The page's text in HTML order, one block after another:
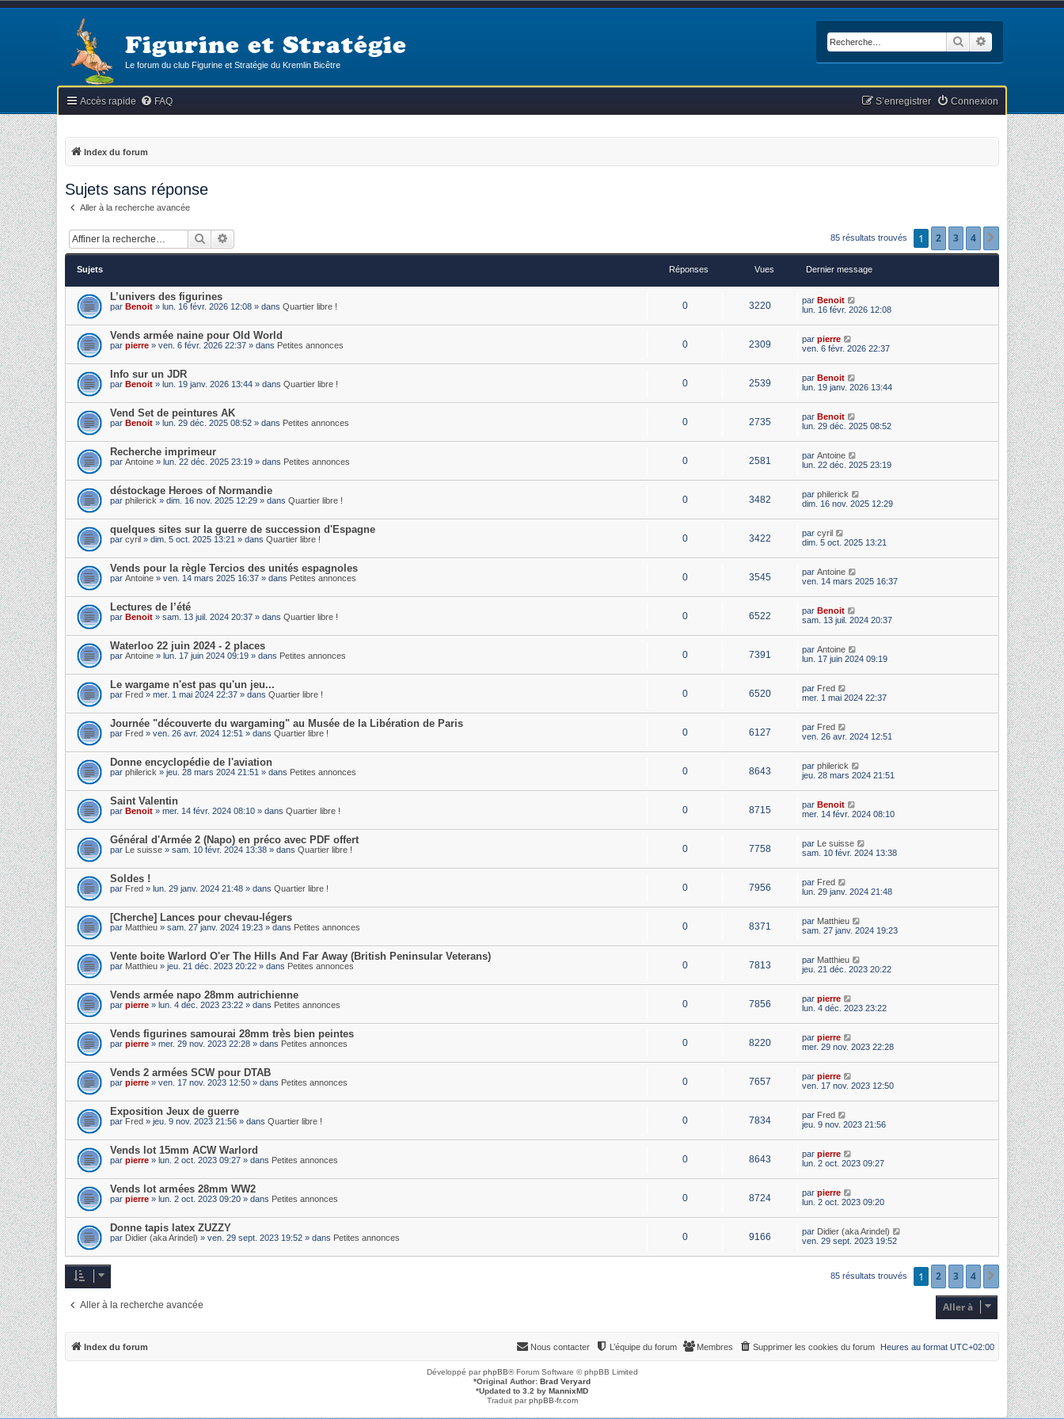
Figurine et Stratégie
Le forum du club Figurine et Stratégie du Kremlin Bicêtre
Rechercher
Accès rapide FAQ Connexion
S’enregistrer
Index du forum
Sujets sans réponse
Aller à la recherche avancée
Rechercher 85 résultats trouvés 1 2 3 4 Suivante
Sujets Réponses Vues Dernier message
L’univers des figurines
par Benoit » lun. 16 févr. 2026 12:08 » dans Quartier libre ! 0 3220 par Benoit
lun. 16 févr. 2026 12:08
Vends armée naine pour Old World
par pierre » ven. 6 févr. 2026 22:37 » dans Petites annonces 0 2309 par pierre
ven. 6 févr. 2026 22:37
Info sur un JDR
par Benoit » lun. 19 janv. 2026 13:44 » dans Quartier libre ! 0 2539 par Benoit
lun. 19 janv. 2026 13:44
Vend Set de peintures AK
par Benoit » lun. 29 déc. 2025 08:52 » dans Petites annonces 0 2735 par Benoit
lun. 29 déc. 2025 08:52
Recherche imprimeur
par Antoine » lun. 22 déc. 2025 23:19 » dans Petites annonces 0 2581 par Antoine
lun. 22 déc. 2025 23:19
déstockage Heroes of Normandie
par philerick » dim. 16 nov. 2025 12:29 » dans Quartier libre ! 0 3482 par philerick
dim. 16 nov. 2025 12:29
quelques sites sur la guerre de succession d'Espagne
par cyril » dim. 5 oct. 2025 13:21 » dans Quartier libre ! 0 3422 par cyril
dim. 5 oct. 2025 13:21
Vends pour la règle Tercios des unités espagnoles
par Antoine » ven. 14 mars 2025 16:37 » dans Petites annonces 0 3545 par Antoine
ven. 14 mars 2025 16:37
Lectures de l’été
par Benoit » sam. 13 juil. 2024 20:37 » dans Quartier libre ! 0 6522 par Benoit
sam. 13 juil. 2024 20:37
Waterloo 22 juin 2024 - 2 places
par Antoine » lun. 17 juin 2024 09:19 » dans Petites annonces 0 7391 par Antoine
lun. 17 juin 2024 09:19
Le wargame n'est pas qu'un jeu...
par Fred » mer. 1 mai 2024 22:37 » dans Quartier libre ! 0 6520 par Fred
mer. 1 mai 2024 22:37
Journée "découverte du wargaming" au Musée de la Libération de Paris
par Fred » ven. 26 avr. 2024 12:51 » dans Quartier libre ! 0 6127 par Fred
ven. 26 avr. 2024 12:51
Donne encyclopédie de l'aviation
par philerick » jeu. 28 mars 2024 21:51 » dans Petites annonces 0 8643 par philerick
jeu. 28 mars 2024 21:51
Saint Valentin
par Benoit » mer. 14 févr. 2024 08:10 » dans Quartier libre ! 0 8715 par Benoit
mer. 14 févr. 2024 08:10
Général d'Armée 2 (Napo) en préco avec PDF offert
par Le suisse » sam. 10 févr. 2024 13:38 » dans Quartier libre ! 0 7758 par Le suisse
sam. 10 févr. 2024 13:38
Soldes !
par Fred » lun. 29 janv. 2024 21:48 » dans Quartier libre ! 0 7956 par Fred
lun. 29 janv. 2024 21:48
[Cherche] Lances pour chevau-légers
par Matthieu » sam. 27 janv. 2024 19:23 » dans Petites annonces 0 8371 par Matthieu
sam. 27 janv. 2024 19:23
Vente boite Warlord O'er The Hills And Far Away (British Peninsular Veterans)
par Matthieu » jeu. 21 déc. 2023 20:22 » dans Petites annonces 0 7813 par Matthieu
jeu. 21 déc. 2023 20:22
Vends armée napo 28mm autrichienne
par pierre » lun. 4 déc. 2023 23:22 » dans Petites annonces 0 7856 par pierre
lun. 4 déc. 2023 23:22
Vends figurines samourai 28mm très bien peintes
par pierre » mer. 29 nov. 2023 22:28 » dans Petites annonces 0 8220 par pierre
mer. 29 nov. 2023 22:28
Vends 2 armées SCW pour DTAB
par pierre » ven. 17 nov. 2023 12:50 » dans Petites annonces 0 7657 par pierre
ven. 17 nov. 2023 12:50
Exposition Jeux de guerre
par Fred » jeu. 9 nov. 2023 21:56 » dans Quartier libre ! 0 7834 par Fred
jeu. 9 nov. 2023 21:56
Vends lot 15mm ACW Warlord
par pierre » lun. 2 oct. 2023 09:27 » dans Petites annonces 0 8643 par pierre
lun. 2 oct. 2023 09:27
Vends lot armées 28mm WW2
par pierre » lun. 2 oct. 2023 09:20 » dans Petites annonces 0 8724 par pierre
lun. 2 oct. 2023 09:20
Donne tapis latex ZUZZY
par Didier (aka Arindel) » ven. 29 sept. 2023 19:52 » dans Petites annonces 0 9166 par Didier (aka Arindel)
ven. 29 sept. 2023 19:52
85 résultats trouvés 1 2 3 4 Suivante
Aller à la recherche avancée Aller à
Index du forum Heures au format UTC+02:00
Supprimer les cookies du forum
Membres
L’équipe du forum
Nous contacter
Développé parphpBB® Forum Software © phpBB Limited
*Original Author: Brad Veryard
*Updated to 3.2 by MannixMD
Traduit parphpBB-fr.com